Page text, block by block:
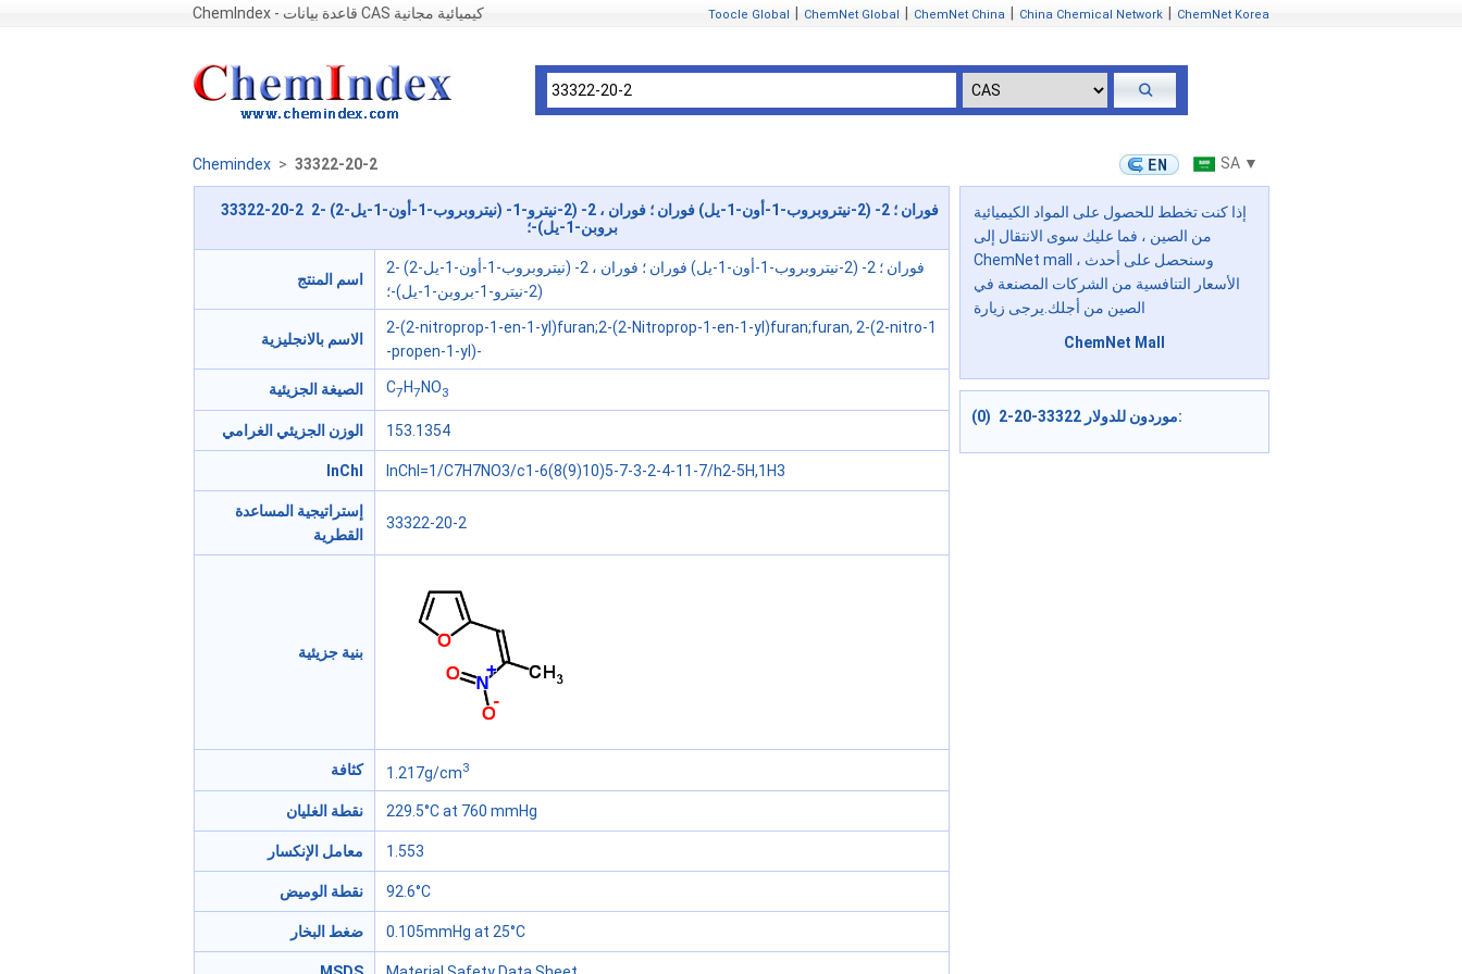
ChemIndex - قاعدة بيانات CAS كيميائية مجانية Toocle Global ChemNet Global ChemNet China China Chemical Network ChemNet Korea
Chemindex > 33322-20-2 SA ▼
33322-20-2 2- (2-نيتروبروب-1-أون-1-يل) فوران ؛ 2- (2-نيتروبروب-1-أون-1-يل) فوران ؛ فوران ، 2- (2-نيترو-1-
بروبن-1-يل)-؛
اسم المنتج
2- (2-نيتروبروب-1-أون-1-يل) فوران ؛ 2- (2-نيتروبروب-1-أون-1-يل) فوران ؛ فوران ، 2-
(2-نيترو-1-بروبن-1-يل)-؛
الاسم بالانجليزية
2-(2-nitroprop-1-en-1-yl)furan;2-(2-Nitroprop-1-en-1-yl)furan;furan, 2-(2-nitro-1
-propen-1-yl)-
الصيغة الجزيئية C7 H7 NO3
الوزن الجزيئي الغرامي 153.1354
InChI InChI=1/C7H7NO3/c1-6(8(9)10)5-7-3-2-4-11-7/h2-5H,1H3
إستراتيجية المساعدة
القطرية
33322-20-2
بنية جزيئية
كثافة 1.217g/cm3
نقطة الغليان 229.5°C at 760 mmHg
معامل الإنكسار 1.553
نقطة الوميض 92.6°C
ضغط البخار 0.105mmHg at 25°C
إذا كنت تخطط للحصول على المواد الكيميائية
من الصين ، فما عليك سوى الانتقال إلى
ChemNet mall ، وسنحصل على أحدث
الأسعار التنافسية من الشركات المصنعة في
الصين من أجلك.يرجى زيارة
ChemNet Mall
موردون للدولار 33322-20-2 (0):